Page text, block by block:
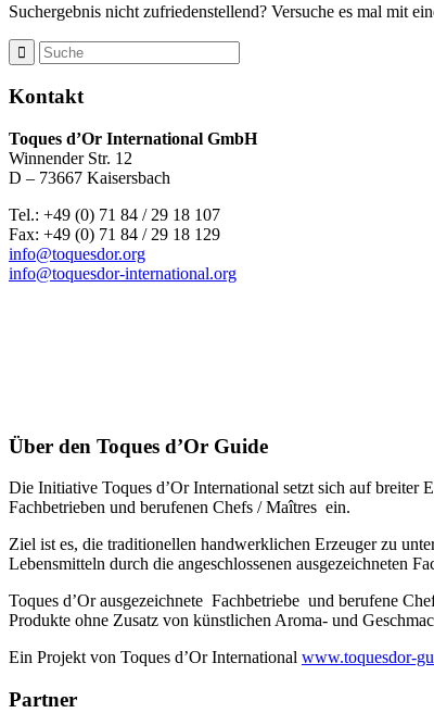
Suchergebnis nicht zufriedenstellend? Versuche es mal mit
Kontakt
Toques d’Or International GmbH
Winnender Str. 12
D – 73667 Kaisersbach
Tel.: +49 (0) 71 84 / 29 18 107
Fax: +49 (0) 71 84 / 29 18 129
info@toquesdor.org
info@toquesdor-international.org
Über den Toques d’Or Guide
Die Initiative Toques d’Or International setzt sich auf
Fachbetrieben und berufenen Chefs / Maîtres ein.
Ziel ist es, die traditionellen handwerklichen Erzeuger zu
Lebensmitteln durch die angeschlossenen ausgezeichneten
Toques d’Or ausgezeichnete Fachbetriebe und berufene
Produkte ohne Zusatz von künstlichen Aroma- und
Ein Projekt von Toques d’Or International www.toquesdor-
Partner